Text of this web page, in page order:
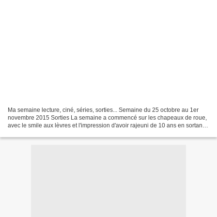
Ma semaine lecture, ciné, séries, sorties... Semaine du 25 octobre au 1er
novembre 2015 Sorties La semaine a commencé sur les chapeaux de roue,
avec le smile aux lèvres et l'impression d'avoir rajeuni de 10 ans en sortant